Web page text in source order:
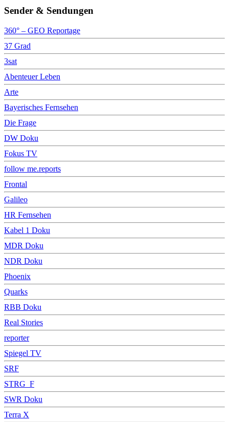
Sender & Sendungen
360° – GEO Reportage
37 Grad
3sat
Abenteuer Leben
Arte
Bayerisches Fernsehen
Die Frage
DW Doku
Fokus TV
follow me.reports
Frontal
Galileo
HR Fernsehen
Kabel 1 Doku
MDR Doku
NDR Doku
Phoenix
Quarks
RBB Doku
Real Stories
reporter
Spiegel TV
SRF
STRG_F
SWR Doku
Terra X